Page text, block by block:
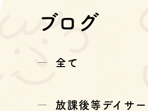
ブログ
全て
放課後等デイサー